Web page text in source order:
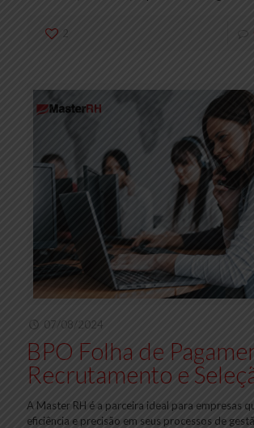
2
07/08/2024
BPO Folha de
Recrutamento e
A Master RH é a parceira ideal para empresas
eficiência e precisão em seus processos de